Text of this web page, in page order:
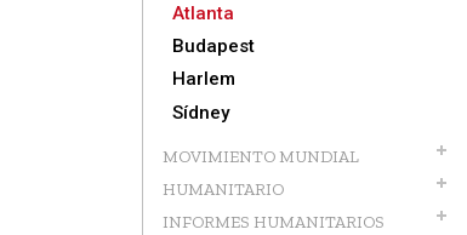
Atlanta
Budapest
Harlem
Sídney
MOVIMIENTO MUNDIAL
HUMANITARIO
INFORMES HUMANITARIOS